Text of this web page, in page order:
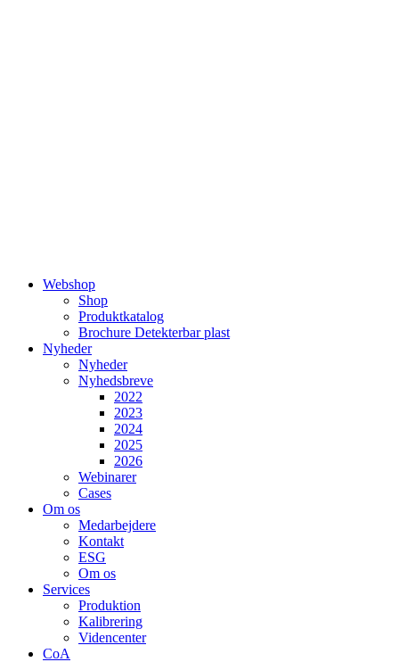
Webshop
Shop
Produktkatalog
Brochure Detekterbar plast
Nyheder
Nyheder
Nyhedsbreve
2022
2023
2024
2025
2026
Webinarer
Cases
Om os
Medarbejdere
Kontakt
ESG
Om os
Services
Produktion
Kalibrering
Videncenter
CoA